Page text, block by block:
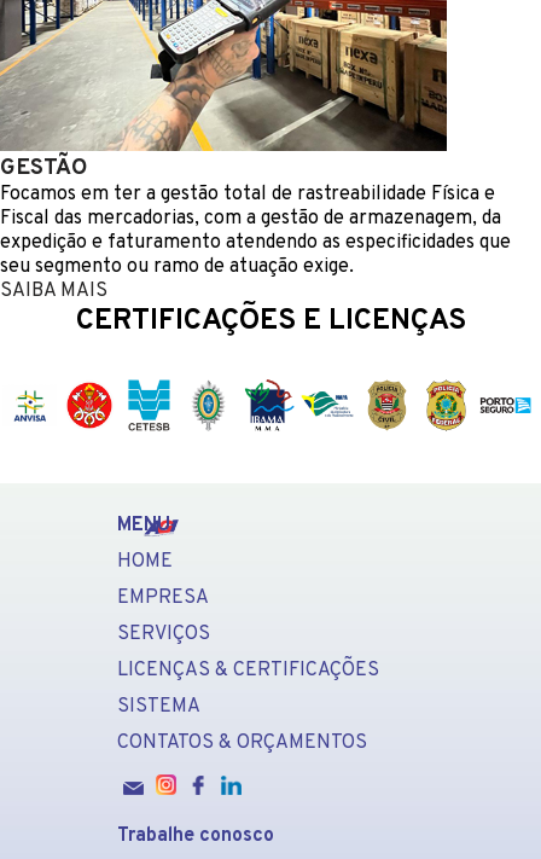
GESTÃO
Focamos em ter a gestão total de rastreabilidade Física e
Fiscal das mercadorias, com a gestão de armazenagem, da
expedição e faturamento atendendo as especificidades que
seu segmento ou ramo de atuação exige.
SAIBA MAIS
CERTIFICAÇÕES E LICENÇAS
MENU
HOME
EMPRESA
SERVIÇOS
LICENÇAS & CERTIFICAÇÕES
SISTEMA
CONTATOS & ORÇAMENTOS
Trabalhe conosco